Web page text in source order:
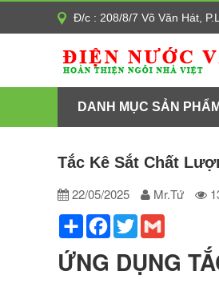
Đ/c : 208/8/7 Võ Văn Hát,
DANH MỤC SẢN PHẨM
Tắc Kê Sắt Chất
22/05/2025 Mr.Tứ
Share Facebook
Twitter
ỨNG DỤNG